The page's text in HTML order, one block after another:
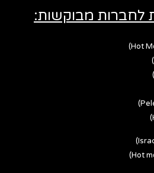
לחברות מבוקשות: